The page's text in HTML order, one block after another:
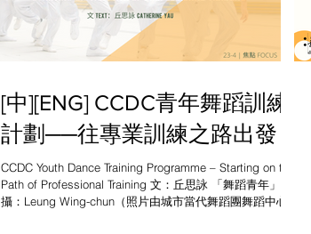
[中][ENG] CCDC青年舞蹈訓練
計劃──往專業訓練之路出發
CCDC Youth Dance Training Programme – Starting on the
Path of Professional Training 文：丘思詠 「舞蹈青年」／
攝：Leung Wing-chun（照片由城市當代舞蹈團舞蹈中心提